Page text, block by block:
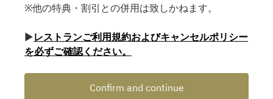
※他の特典・割引との併用は致しかねます。
▶レストランご利用規約およびキャンセルポリシー
を必ずご確認ください。
Confirm and continue